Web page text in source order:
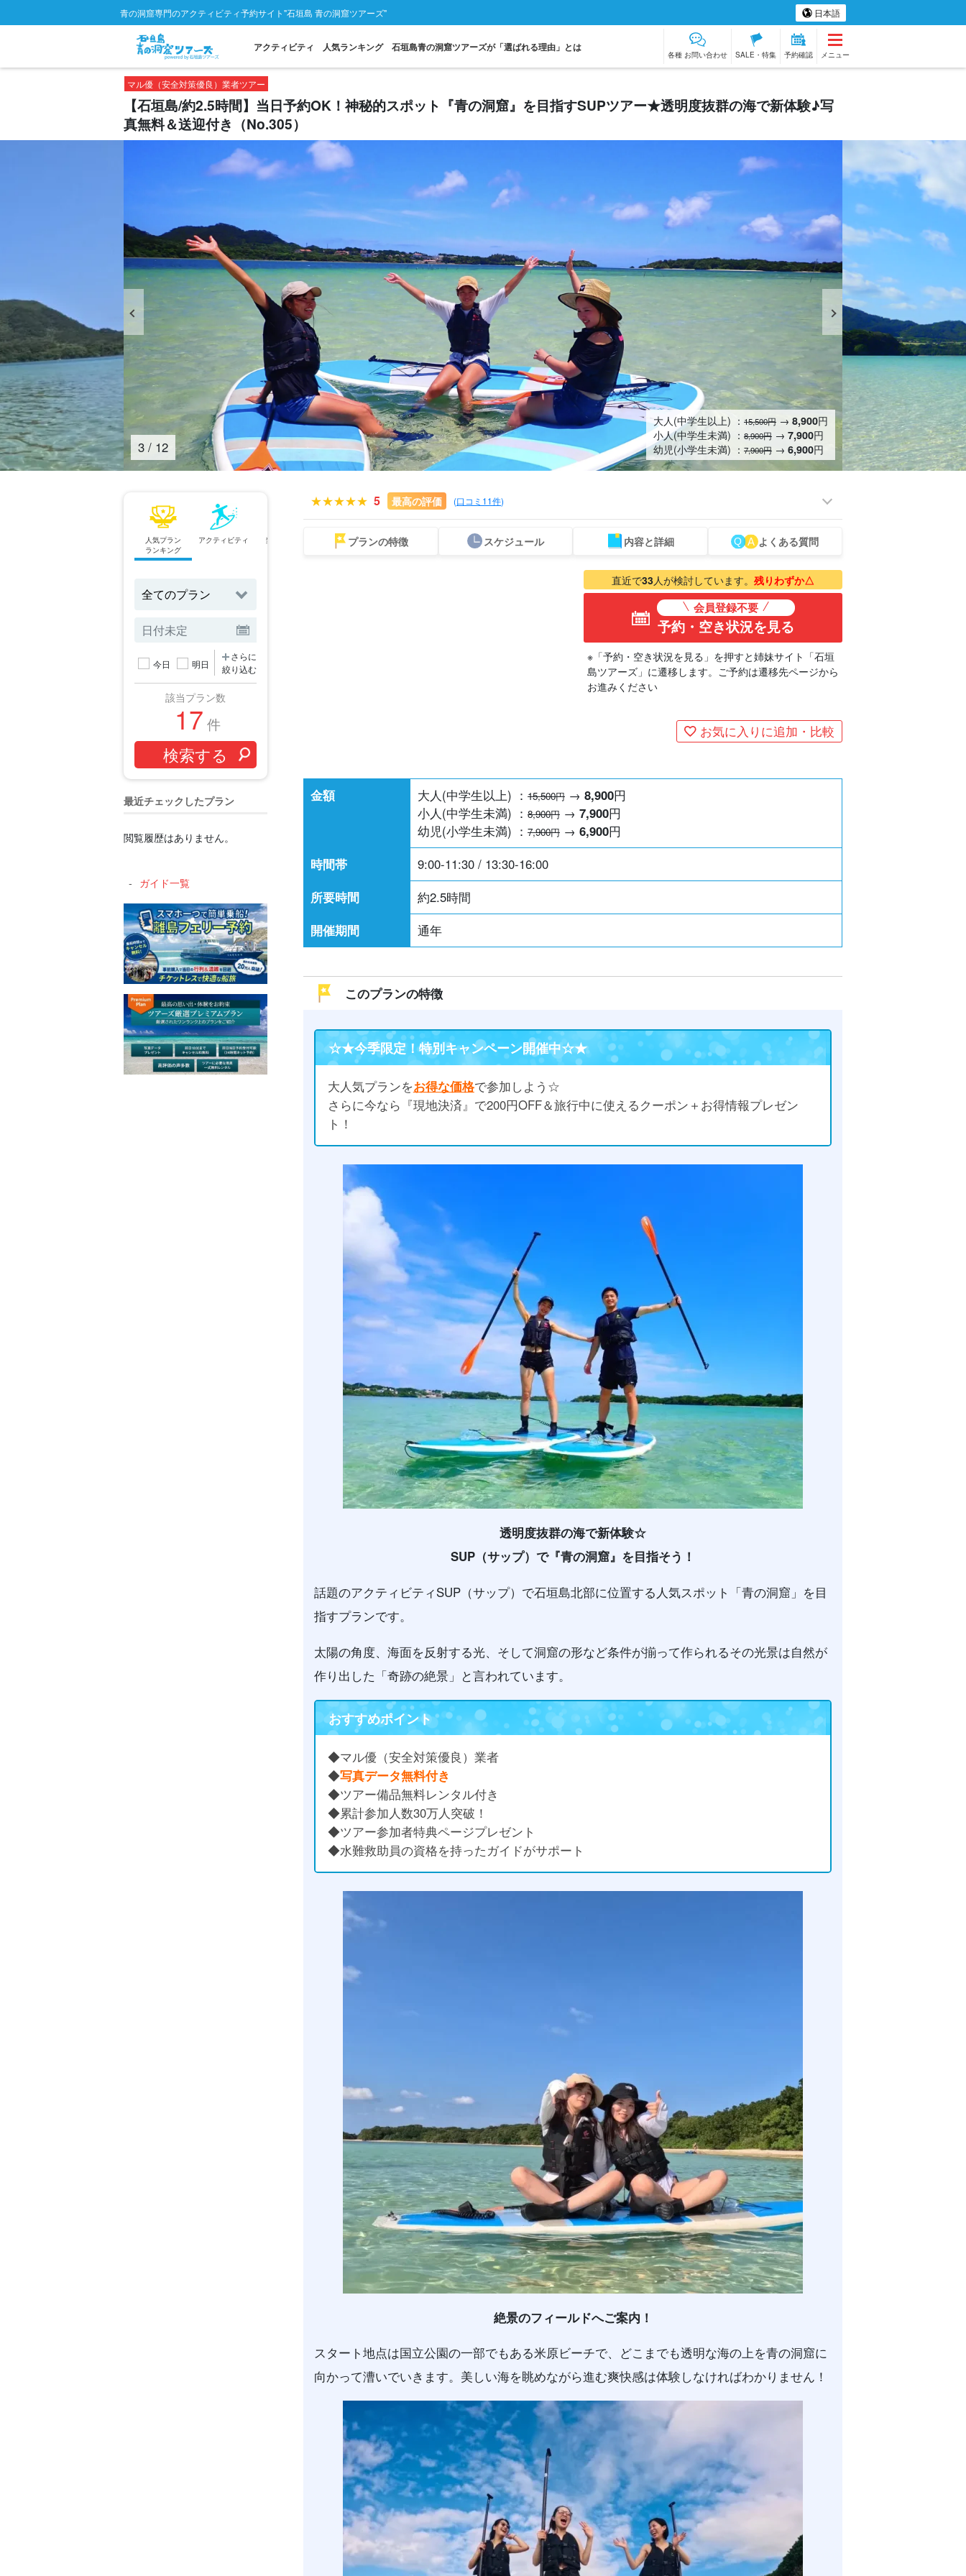
青の洞窟専門のアクティビティ予約サイト"石垣島 青の洞窟ツアーズ" 日本語
アクティビティ 人気ランキング 石垣島青の洞窟ツアーズが「選ばれる理由」とは
各種 お問い合わせ SALE・特集 予約確認 メニュー
マル優（安全対策優良）業者ツアー
【石垣島/約2.5時間】当日予約OK！神秘的スポット『青の洞窟』を目指すSUPツアー★透明度抜群の海で新体験♪写
真無料＆送迎付き（No.305）
4 / 12
大人(中学生以上) ： 15,500円 → 8,900円
小人(中学生未満) ： 8,900円 → 7,900円
幼児(小学生未満) ： 7,900円 → 6,900円
人気プラン
ランキング
アクティビティ
当日予約OK
写真無料サービス
付きプラン
プレミアム
厳選プラン
ウミガメツアー 送迎付きプラン
今日 明日
さらに
絞り込む
該当プラン数
17 件
最近チェックしたプラン
閲覧履歴はありません。
ガイド一覧
5 最高の評価 (口コミ11件)
プランの特徴 スケジュール 内容と詳細 よくある質問
直近で33人が検討しています。 残りわずか△
会員登録不要
予約・空き状況を見る
※「予約・空き状況を見る」を押すと姉妹サイト「石垣
島ツアーズ」に遷移します。ご予約は遷移先ページから
お進みください
お気に入りに追加・比較
金額 大人(中学生以上) ： 15,500円 → 8,900円
小人(中学生未満) ： 8,900円 → 7,900円
幼児(小学生未満) ： 7,900円 → 6,900円
時間帯
9:00-11:30 / 13:30-16:00
所要時間
約2.5時間
開催期間
通年
このプランの特徴
☆★今季限定！特別キャンペーン開催中☆★
大人気プランをお得な価格で参加しよう☆
さらに今なら『現地決済』で200円OFF＆旅行中に使えるクーポン＋お得情報プレゼン
ト！
透明度抜群の海で新体験☆
SUP（サップ）で『青の洞窟』を目指そう！
話題のアクティビティSUP（サップ）で石垣島北部に位置する人気スポット「青の洞窟」を目
指すプランです。
太陽の角度、海面を反射する光、そして洞窟の形など条件が揃って作られるその光景は自然が
作り出した「奇跡の絶景」と言われています。
おすすめポイント
◆マル優（安全対策優良）業者
◆写真データ無料付き
◆ツアー備品無料レンタル付き
◆累計参加人数30万人突破！
◆ツアー参加者特典ページプレゼント
◆水難救助員の資格を持ったガイドがサポート
絶景のフィールドへご案内！
スタート地点は国立公園の一部でもある米原ビーチで、どこまでも透明な海の上を青の洞窟に
向かって漕いでいきます。美しい海を眺めながら進む爽快感は体験しなければわかりません！